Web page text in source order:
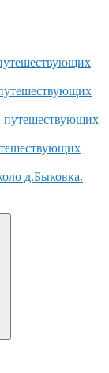
путешествующих
д.Быковка.